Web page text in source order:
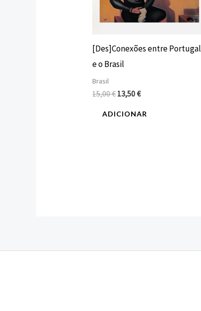
[Des]Conexões entre Portugal
e o Brasil
Brasil
15,00€13,50€
ADICIONAR